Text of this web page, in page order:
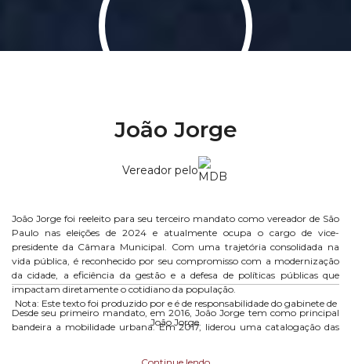
João Jorge
Vereador pelo
João Jorge foi reeleito para seu terceiro mandato como vereador de São
Paulo nas eleições de 2024 e atualmente ocupa o cargo de vice-
presidente da Câmara Municipal. Com uma trajetória consolidada na
vida pública, é reconhecido por seu compromisso com a modernização
da cidade, a eficiência da gestão e a defesa de políticas públicas que
impactam diretamente o cotidiano da população.
Desde seu primeiro mandato, em 2016, João Jorge tem como principal
bandeira a mobilidade urbana. Em 2017, liderou uma catalogação das
Nota: Este texto foi produzido por e é de responsabilidade do gabinete de
João Jorge.